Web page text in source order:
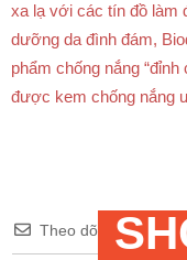
xa lạ với các tín đồ làm
dưỡng da đình đám,
phẩm chống nắng
được kem chống nắng
Theo dõi bình luận